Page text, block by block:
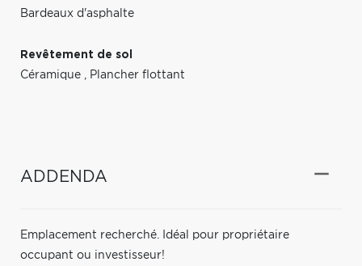
Bardeaux d'asphalte
Revêtement de sol
Céramique , Plancher flottant
ADDENDA
Emplacement recherché. Idéal pour propriétaire
occupant ou investisseur!